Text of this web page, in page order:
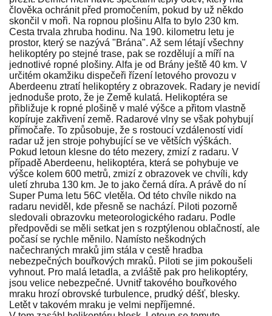
člověka ochránit před promočením, pokud by už někdo
skončil v moři. Na ropnou plošinu Alfa to bylo 230 km.
Cesta trvala zhruba hodinu. Na 190. kilometru letu je
prostor, který se nazývá "Brána". Až sem létají všechny
helikoptéry po stejné trase, pak se rozdělují a míří na
jednotlivé ropné plošiny. Alfa je od Brány ještě 40 km. V
určitém okamžiku dispečeři řízení letového provozu v
Aberdeenu ztratí helikoptéry z obrazovek. Radary je nevidí
jednoduše proto, že je Země kulatá. Helikoptéra se
přibližuje k ropné plošině v malé výšce a přitom vlastně
kopíruje zakřivení země. Radarové vlny se však pohybují
přímočaře. To způsobuje, že s rostoucí vzdáleností vidí
radar už jen stroje pohybující se ve větších výškách.
Pokud letoun klesne do této mezery, zmizí z radaru. V
případě Aberdeenu, helikoptéra, která se pohybuje ve
výšce kolem 600 metrů, zmizí z obrazovek ve chvíli, kdy
uletí zhruba 130 km. Je to jako černá díra. A právě do ní
Super Puma letu 56C vletěla. Od této chvíle nikdo na
radaru neviděl, kde přesně se nachází. Piloti pozorně
sledovali obrazovku meteorologického radaru. Podle
předpovědi se měli setkat jen s rozptýlenou oblačností, ale
počasí se rychle měnilo. Namísto neškodných
načechraných mraků jim stála v cestě hradba
nebezpečných bouřkových mraků. Piloti se jim pokoušeli
vyhnout. Pro malá letadla, a zvláště pak pro helikoptéry,
jsou velice nebezpečné. Uvnitř takového bouřkového
mraku hrozí obrovské turbulence, prudký déšť, blesky.
Letět v takovém mraku je velmi nepříjemné.